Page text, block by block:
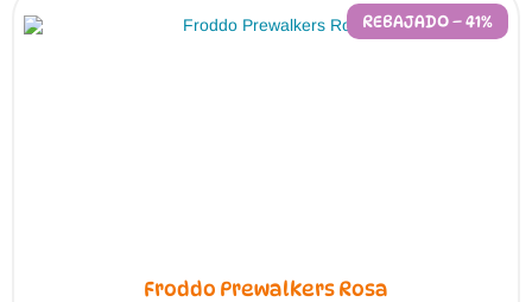
REBAJADO – 41%
Froddo Prewalkers Rosa